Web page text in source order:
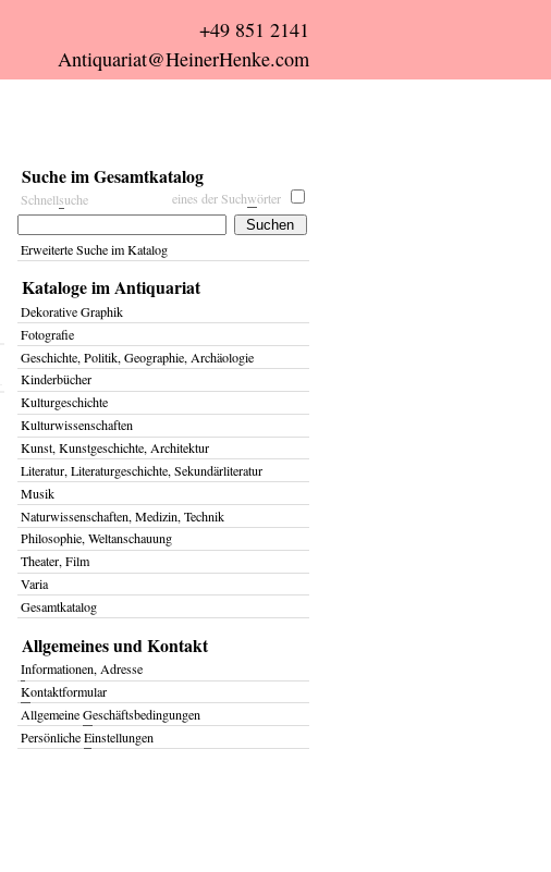
Suche im Gesamtkatalog
eines der Suchwörter
Schnellsuche
Erweiterte Suche im Katalog
Kataloge im Antiquariat
Dekorative Graphik
Fotografie
Geschichte, Politik, Geographie, Archäologie
Kinderbücher
Kulturgeschichte
Kulturwissenschaften
Kunst, Kunstgeschichte, Architektur
Literatur, Literaturgeschichte, Sekundärliteratur
Musik
Naturwissenschaften, Medizin, Technik
Philosophie, Weltanschauung
Theater, Film
Varia
Gesamtkatalog
Allgemeines und Kontakt
Informationen, Adresse
Kontaktformular
AllgemeineGeschäftsbedingungen
PersönlicheEinstellungen
+49 851 2141
Antiquariat@HeinerHenke.com